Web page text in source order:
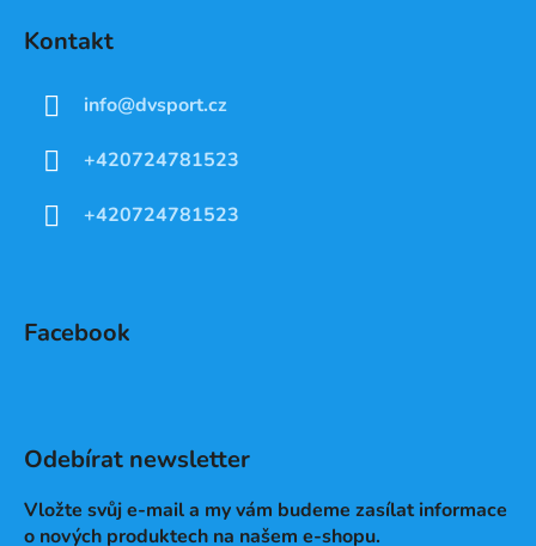
Kontakt
info@dvsport.cz
+420724781523
+420724781523
Facebook
Odebírat newsletter
Vložte svůj e-mail a my vám budeme zasílat informace
o nových produktech na našem e-shopu.